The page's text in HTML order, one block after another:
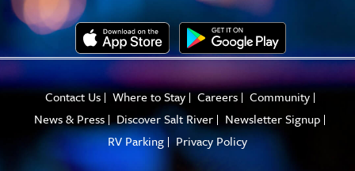
Contact Us Where to Stay Careers
Community
News & Press
Discover Salt River
Newsletter Signup
RV Parking
Privacy Policy